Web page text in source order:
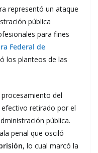
representó un ataque
pública
para fines
Federal de
los planteos de las
del
retirado por el
pública.
penal que osciló
, lo cual marcó la